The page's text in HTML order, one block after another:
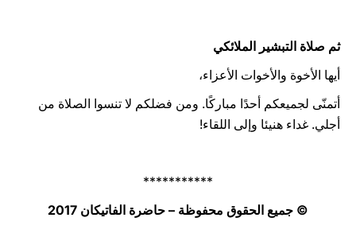
ثم صلاة التبشير الملائكي
أيها الأخوة والأخوات الأعزاء،
أتمنّى لجميعكم أحدًا مباركًا. ومن فضلكم لا تنسوا الصلاة من
أجلي. غداء هنيئا وإلى اللقاء!
***********
© جميع الحقوق محفوظة – حاضرة الفاتيكان 2017